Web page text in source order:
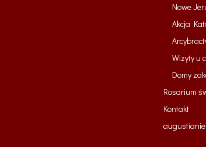
Nowe
Akcja
Wizyty u
Domy
Rosarium
Kontakt